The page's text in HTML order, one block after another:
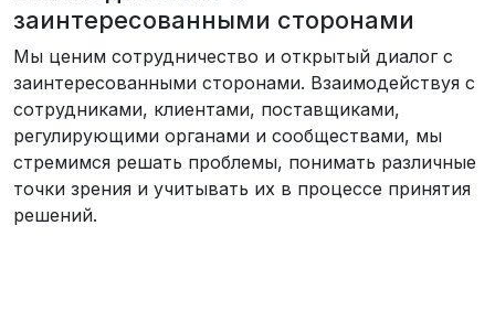
заинтересованными сторонами
Мы ценим сотрудничество и открытый диалог с
заинтересованными сторонами. Взаимодействуя с
сотрудниками, клиентами, поставщиками,
регулирующими органами и сообществами, мы
стремимся решать проблемы, понимать различные
точки зрения и учитывать их в процессе принятия
решений.